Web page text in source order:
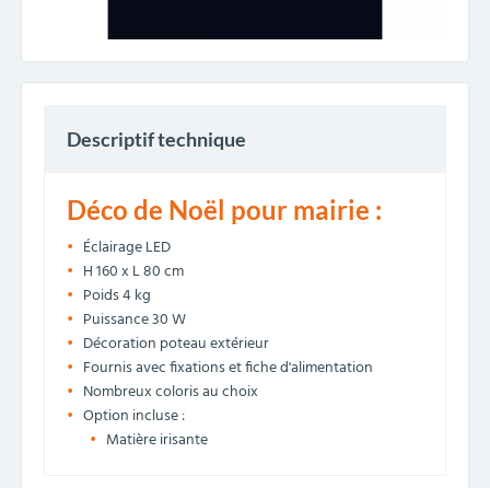
Descriptif technique
Déco de Noël pour mairie :
Éclairage LED
H 160 x L 80 cm
Poids 4 kg
Puissance 30 W
Décoration poteau extérieur
Fournis avec fixations et fiche d'alimentation
Nombreux coloris au choix
Option incluse :
Matière irisante